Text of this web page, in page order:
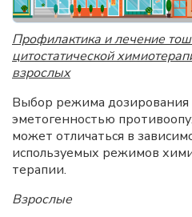
Профилактика и лечение
цитостатической
взрослых
Выбор режима дозирования
эметогенностью
может отличаться в
используемых режимов
терапии.
Взрослые